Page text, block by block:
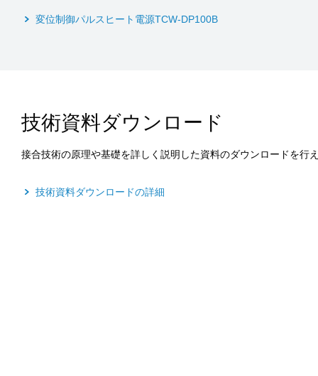
変位制御パルスヒート電源TCW-DP100B
技術資料ダウンロード
接合技術の原理や基礎を詳しく説明した資料のダウンロードを行
技術資料ダウンロードの詳細